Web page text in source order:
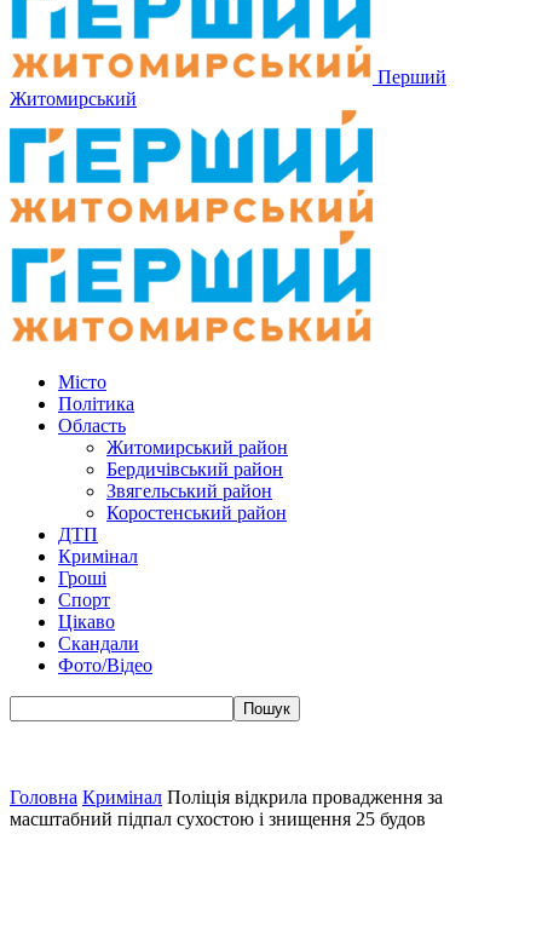
Перший
Житомирський
Місто
Політика
Область
Житомирський район
Бердичівський район
Звягельський район
Коростенський район
ДТП
Кримінал
Гроші
Спорт
Цікаво
Скандали
Фото/Відео
Головна Кримінал Поліція відкрила провадження за
масштабний підпал сухостою і знищення 25 будов